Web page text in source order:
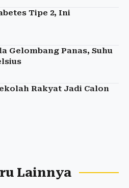
Tipe 2, Ini
Gelombang Panas, Suhu
Rakyat Jadi Calon
Lainnya